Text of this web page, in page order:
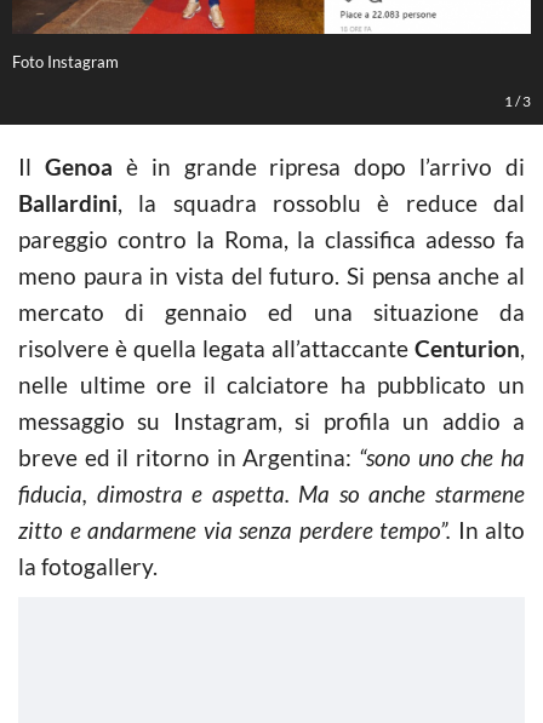
Foto Instagram
1 /3
Il Genoa è in grande ripresa dopo l’arrivo di
Ballardini, la squadra rossoblu è reduce dal
pareggio contro la Roma, la classifica adesso fa
meno paura in vista del futuro. Si pensa anche al
mercato di gennaio ed una situazione da
risolvere è quella legata all’attaccante Centurion,
nelle ultime ore il calciatore ha pubblicato un
messaggio su Instagram, si profila un addio a
breve ed il ritorno in Argentina: “sono uno che ha
fiducia, dimostra e aspetta. Ma so anche starmene
zitto e andarmene via senza perdere tempo”. In alto
la fotogallery.